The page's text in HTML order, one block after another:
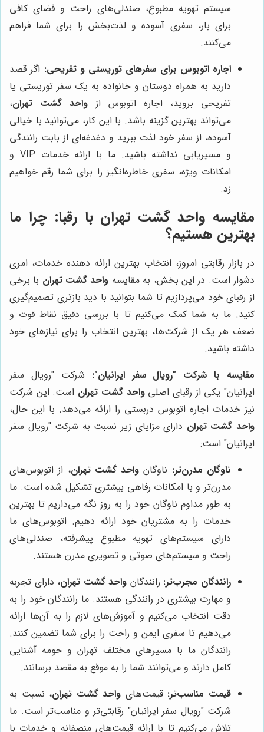
سیستم تهویه مطبوع، صندلی‌های راحت و فضای کافی
برای بار، سفری آسوده و لذت‌بخش را برای شما فراهم
می‌کنند.
اجاره اتوبوس برای سفرهای توریستی و تفریحی: اگر قصد
دارید به همراه دوستان و خانواده به یک سفر توریستی یا
تفریحی بروید، اجاره اتوبوس از واحد گشت تهران،
می‌تواند بهترین گزینه باشد. با این کار، می‌توانید با خیالی
آسوده، از سفر خود لذت ببرید و دغدغه‌ای از بابت رانندگی
و مسیریابی نداشته باشید. ما با ارائه خدمات VIP و
امکانات ویژه، سفری خاطره‌انگیز را برای شما رقم خواهیم
زد.
مقایسه واحد گشت تهران با رقبا: چرا ما
بهترین هستیم؟
در بازار رقابتی امروز، انتخاب بهترین ارائه دهنده خدمات، امری
دشوار است. در این بخش، به مقایسه واحد گشت تهران با برخی
از رقبای خود می‌پردازیم تا شما بتوانید با دید بازتری تصمیم‌گیری
کنید. ما به شما کمک می‌کنیم تا با بررسی دقیق نقاط قوت و
ضعف هر یک از شرکت‌ها، بهترین انتخاب را برای نیازهای خود
داشته باشید.
مقایسه با شرکت "رویال سفر ایرانیان": شرکت "رویال سفر
ایرانیان" یکی از رقبای اصلیواحد گشت تهران است. این شرکت
نیز خدمات اجاره اتوبوس دربستی را ارائه می‌دهد. با این حال،
واحد گشت تهران دارای مزایای زیر نسبت به شرکت "رویال سفر
ایرانیان" است:
ناوگان مدرن‌تر: ناوگان واحد گشت تهران، از اتوبوس‌های
مدرن‌تر و با امکانات رفاهی بیشتری تشکیل شده است. ما
به طور مداوم ناوگان خود را به روز نگه می‌داریم تا بهترین
خدمات را به مشتریان خود ارائه دهیم. اتوبوس‌های ما
دارای سیستم‌های تهویه مطبوع پیشرفته، صندلی‌های
راحت و سیستم‌های صوتی و تصویری مدرن هستند.
رانندگان مجرب‌تر: رانندگان واحد گشت تهران، دارای تجربه
و مهارت بیشتری در رانندگی هستند. ما رانندگان خود را به
دقت انتخاب می‌کنیم و آموزش‌های لازم را به آن‌ها ارائه
می‌دهیم تا سفری ایمن و راحت را برای شما تضمین کنند.
رانندگان ما با مسیرهای مختلف تهران و حومه آشنایی
کامل دارند و می‌توانند شما را به موقع به مقصد برسانند.
قیمت مناسب‌تر: قیمت‌های واحد گشت تهران، نسبت به
شرکت "رویال سفر ایرانیان" رقابتی‌تر و مناسب‌تر است. ما
تلاش می‌کنیم تا با ارائه قیمت‌های منصفانه و خدمات با